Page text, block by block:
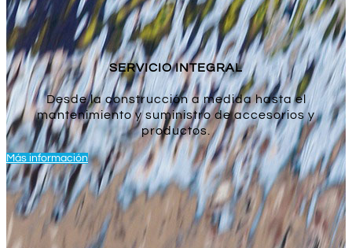
SERVICIO INTEGRAL
Desde la construcción a medida hasta el
mantenimiento y suministro de accesorios y
productos.
Más información